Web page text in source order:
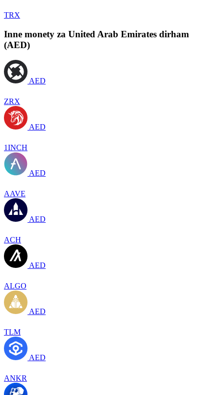
TRX
Inne monety za United Arab Emirates dirham
(AED)
AED
ZRX
AED
1INCH
AED
AAVE
AED
ACH
AED
ALGO
AED
TLM
AED
ANKR